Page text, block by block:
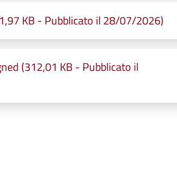
KB - Pubblicato il 28/07/2026)
(312,01 KB - Pubblicato il